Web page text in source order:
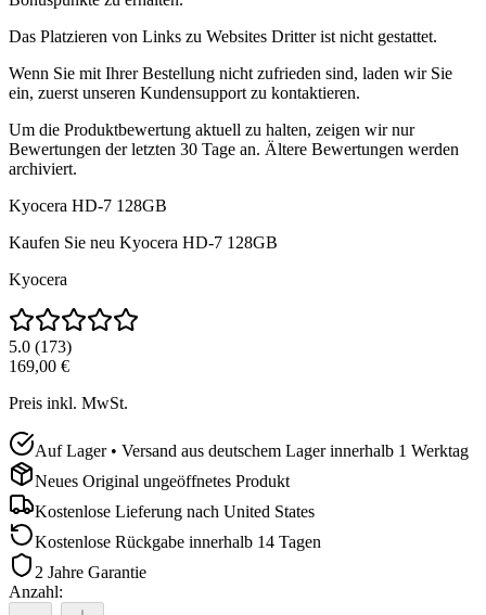
Das Platzieren von Links zu Websites Dritter ist nicht gestattet.
Wenn Sie mit Ihrer Bestellung nicht zufrieden sind, laden wir Sie
ein, zuerst unseren Kundensupport zu kontaktieren.
Um die Produktbewertung aktuell zu halten, zeigen wir nur
Bewertungen der letzten 30 Tage an. Ältere Bewertungen werden
archiviert.
Kyocera HD-7 128GB
Kaufen Sie neu Kyocera HD-7 128GB
Kyocera
5.0 (173)
169,00 €
Preis inkl. MwSt.
Auf Lager • Versand aus deutschem Lager innerhalb 1 Werktag
Neues Original ungeöffnetes Produkt
Kostenlose Lieferung nach United States
Kostenlose Rückgabe innerhalb 14 Tagen
2 Jahre Garantie
Anzahl: